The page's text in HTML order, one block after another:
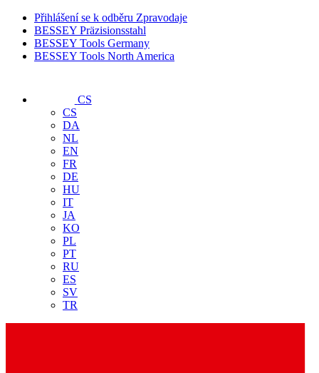
Přihlášení se k odběru Zpravodaje
BESSEY Präzisionsstahl
BESSEY Tools Germany
BESSEY Tools North America
CS
CS
DA
NL
EN
FR
DE
HU
IT
JA
KO
PL
PT
RU
ES
SV
TR